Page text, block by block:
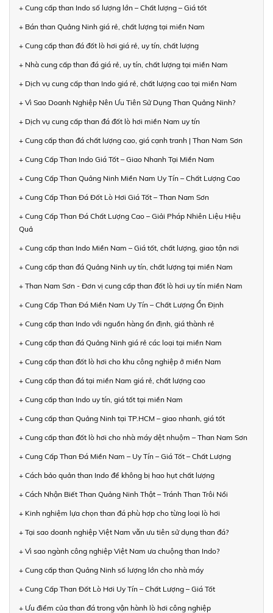
+ Cung cấp than Indo số lượng lớn – Chất lượng – Giá tốt
+ Bán than Quảng Ninh giá rẻ, chất lượng tại miền Nam
+ Cung cấp than đá đốt lò hơi giá rẻ, uy tín, chất lượng
+ Nhà cung cấp than đá giá rẻ, uy tín, chất lượng tại miền Nam
+ Dịch vụ cung cấp than Indo giá rẻ, chất lượng cao tại miền Nam
+ Vì Sao Doanh Nghiệp Nên Ưu Tiên Sử Dụng Than Quảng Ninh?
+ Dịch vụ cung cấp than đá đốt lò hơi miền Nam uy tín
+ Cung cấp than đá chất lượng cao, giá cạnh tranh | Than Nam Sơn
+ Cung Cấp Than Indo Giá Tốt – Giao Nhanh Tại Miền Nam
+ Cung Cấp Than Quảng Ninh Miền Nam Uy Tín – Chất Lượng Cao
+ Cung Cấp Than Đá Đốt Lò Hơi Giá Tốt – Than Nam Sơn
+ Cung Cấp Than Đá Chất Lượng Cao – Giải Pháp Nhiên Liệu Hiệu
Quả
+ Cung cấp than Indo Miền Nam – Giá tốt, chất lượng, giao tận nơi
+ Cung cấp than đá Quảng Ninh uy tín, chất lượng tại miền Nam
+ Than Nam Sơn - Đơn vị cung cấp than đốt lò hơi uy tín miền Nam
+ Cung Cấp Than Đá Miền Nam Uy Tín – Chất Lượng Ổn Định
+ Cung cấp than Indo với nguồn hàng ổn định, giá thành rẻ
+ Cung cấp than đá Quảng Ninh giá rẻ các loại tại miền Nam
+ Cung cấp than đốt lò hơi cho khu công nghiệp ở miền Nam
+ Cung cấp than đá tại miền Nam giá rẻ, chất lượng cao
+ Cung cấp than Indo uy tín, giá tốt tại miền Nam
+ Cung cấp than Quảng Ninh tại TP.HCM – giao nhanh, giá tốt
+ Cung cấp than đốt lò hơi cho nhà máy dệt nhuộm – Than Nam Sơn
+ Cung Cấp Than Đá Miền Nam – Uy Tín – Giá Tốt – Chất Lượng
+ Cách bảo quản than Indo để không bị hao hụt chất lượng
+ Cách Nhận Biết Than Quảng Ninh Thật – Tránh Than Trôi Nổi
+ Kinh nghiệm lựa chọn than đá phù hợp cho từng loại lò hơi
+ Tại sao doanh nghiệp Việt Nam vẫn ưu tiên sử dụng than đá?
+ Vì sao ngành công nghiệp Việt Nam ưa chuộng than Indo?
+ Cung cấp than Quảng Ninh số lượng lớn cho nhà máy
+ Cung Cấp Than Đốt Lò Hơi Uy Tín – Chất Lượng – Giá Tốt
+ Ưu điểm của than đá trong vận hành lò hơi công nghiệp